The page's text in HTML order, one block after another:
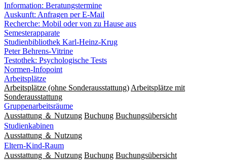
Information: Beratungstermine
Auskunft: Anfragen per E-Mail
Recherche: Mobil oder von zu Hause aus
Semesterapparate
Studienbibliothek Karl-Heinz-Krug
Peter Behrens-Vitrine
Testothek: Psychologische Tests
Normen-Infopoint
Arbeitsplätze
Arbeitsplätze (ohne Sonderausstattung) Arbeitsplätze mit
Sonderausstattung
Gruppenarbeitsräume
Ausstattung ＆ Nutzung Buchung Buchungsübersicht
Studienkabinen
Ausstattung ＆ Nutzung
Eltern-Kind-Raum
Ausstattung ＆ Nutzung Buchung Buchungsübersicht